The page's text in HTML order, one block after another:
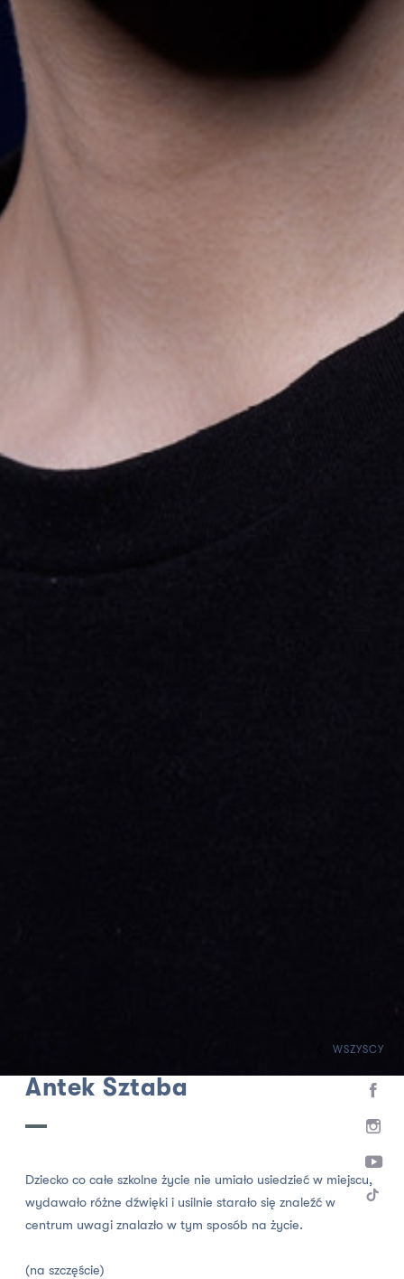
WSZYSCY
AKTORZY WSPÓŁPRACUJĄCY
Antek Sztaba
Dziecko co całe szkolne życie nie umiało usiedzieć w miejscu,
wydawało różne dźwięki i usilnie starało się znaleźć w
centrum uwagi znalazło w tym sposób na życie.
(na szczęście)